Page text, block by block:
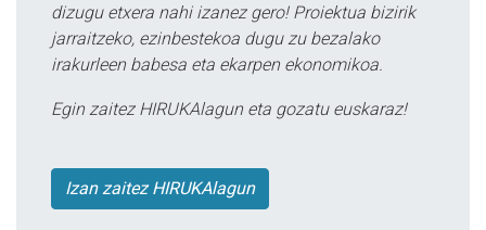
dizugu etxera nahi izanez gero! Proiektua bizirik
jarraitzeko, ezinbestekoa dugu zu bezalako
irakurleen babesa eta ekarpen ekonomikoa.
Egin zaitez HIRUKAlagun eta gozatu euskaraz!
Izan zaitez HIRUKAlagun